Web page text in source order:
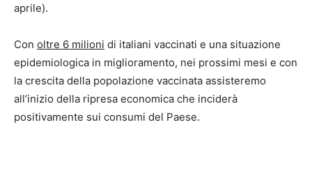
aprile).
Con oltre 6 milioni di italiani vaccinati e una situazione
epidemiologica in miglioramento, nei prossimi mesi e con
la crescita della popolazione vaccinata assisteremo
all’inizio della ripresa economica che inciderà
positivamente sui consumi del Paese.